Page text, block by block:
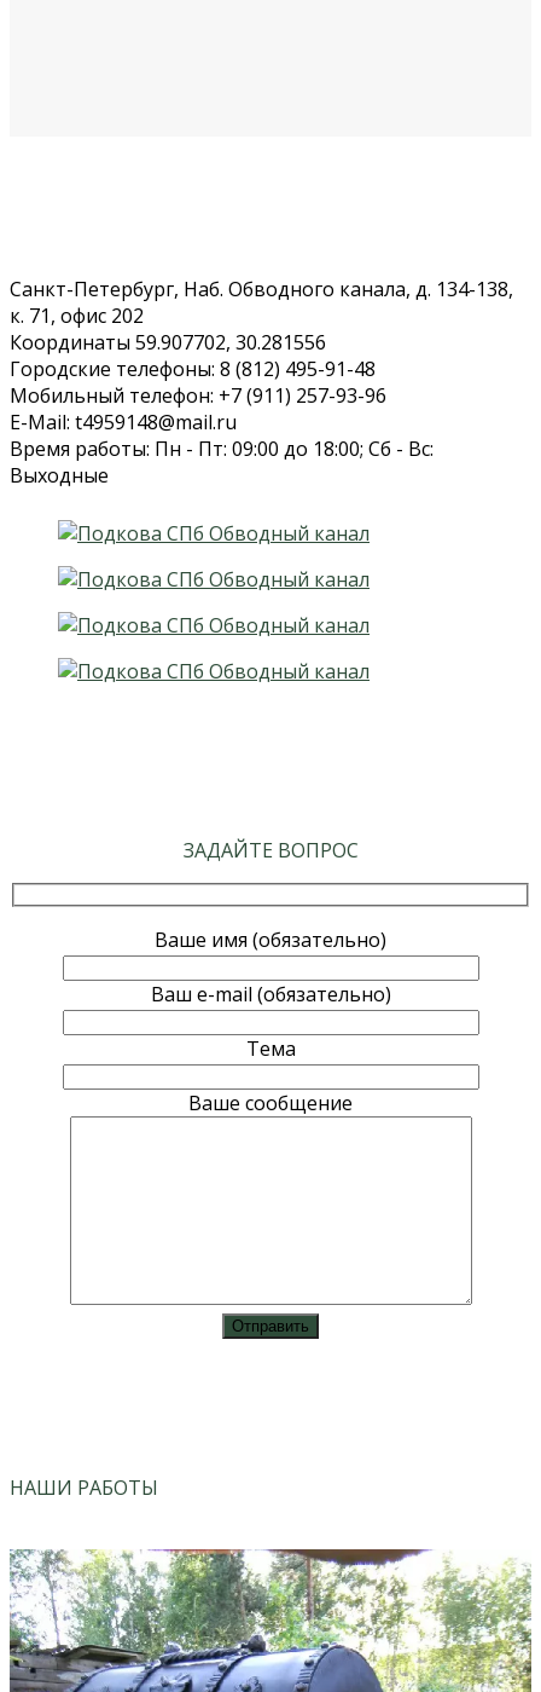
Санкт-Петербург, Наб. Обводного канала, д. 134-138,
к. 71, офис 202
Координаты 59.907702, 30.281556
Городские телефоны: 8 (812) 495-91-48
Мобильный телефон: +7 (911) 257-93-96
E-Mail: t4959148@mail.ru
Время работы: Пн - Пт: 09:00 до 18:00; Сб - Вс:
Выходные
ЗАДАЙТЕ ВОПРОС
Ваше имя (обязательно)
Ваш e-mail (обязательно)
Тема
Ваше сообщение
НАШИ РАБОТЫ